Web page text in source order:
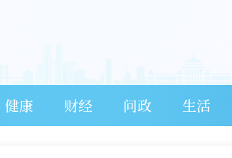
健康 财经 问政 生活